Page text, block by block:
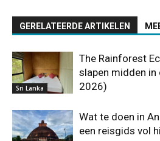
GERELATEERDE ARTIKELEN
Sri Lanka
The Rainforest
slapen midden
2026)
Wat te doen in
een reisgids vol